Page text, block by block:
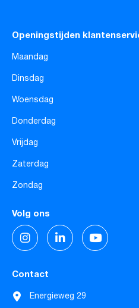
Openingstijden
Maandag
Dinsdag
Woensdag
Donderdag
Vrijdag
Zaterdag
Zondag
Volg ons
Contact
Energieweg 29